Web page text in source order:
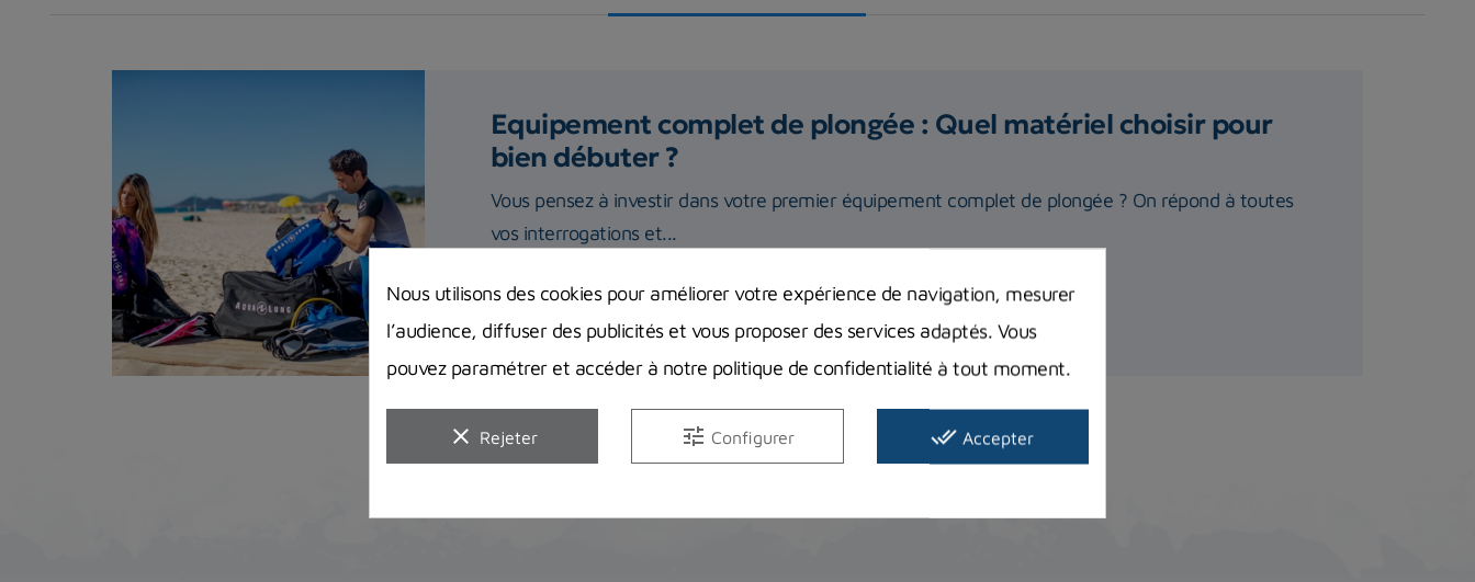
Equipement complet de plongée : Quel matériel choisir pour
bien débuter ?
Vous pensez à investir dans votre premier équipement complet de plongée ? On répond à toutes
vos interrogations et...
Lire la suite
Nous utilisons des cookies pour améliorer votre expérience de navigation, mesurer
l’audience, diffuser des publicités et vous proposer des services adaptés. Vous
pouvez paramétrer et accéder à notre politique de confidentialité à tout moment.
clear Rejeter tune Configurer done_all Accepter